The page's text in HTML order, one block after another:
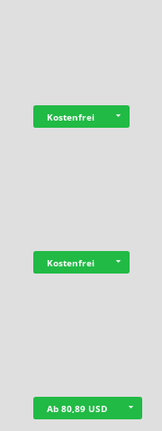
Kostenfrei
Kostenfrei
Ab 80,89 USD